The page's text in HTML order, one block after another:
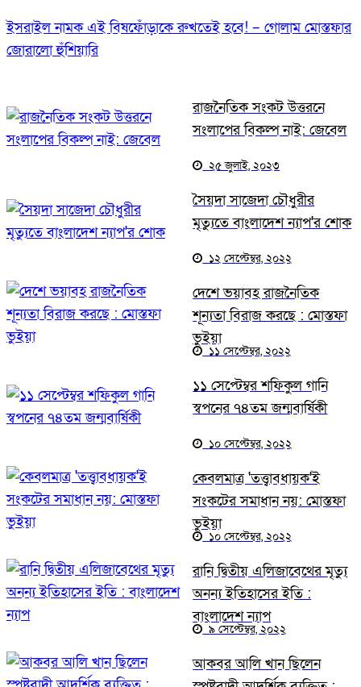
ইসরাইল নামক এই বিষফোঁড়াকে রুখতেই হবে! – গোলাম মোস্তফার
জোরালো হুঁশিয়ারি
রাজনৈতিক সংকট উত্তরনে
সংলাপের বিকল্প নাই: জেবেল
২৫ জুলাই, ২০২৩
সৈয়দা সাজেদা চৌধুরীর
মৃত্যুতে বাংলাদেশ ন্যাপ'র শোক
১২ সেপ্টেম্বর, ২০২২
দেশে ভয়াবহ রাজনৈতিক
শূন্যতা বিরাজ করছে : মোস্তফা
ভুইয়া
১১ সেপ্টেম্বর, ২০২২
১১ সেপ্টেম্বর শফিকুল গানি
স্বপনের ৭৪তম জন্মবার্ষিকী
১০ সেপ্টেম্বর, ২০২২
কেবলমাত্র 'তত্ত্বাবধায়ক'ই
সংকটের সমাধান নয়: মোস্তফা
ভুইয়া
১০ সেপ্টেম্বর, ২০২২
রানি দ্বিতীয় এলিজাবেথের মৃত্যু
অনন্য ইতিহাসের ইতি :
বাংলাদেশ ন্যাপ
৯ সেপ্টেম্বর, ২০২২
আকবর আলি খান ছিলেন